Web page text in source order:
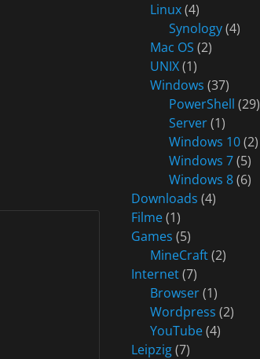
Linux(4)
Synology(4)
Mac OS (2)
UNIX(1)
Windows (37)
PowerShell (29)
Server(1)
Windows 10(2)
Windows 7(5)
Windows 8(6)
Downloads (4)
Filme(1)
Games (5)
MineCraft(2)
Internet(7)
Browser(1)
Wordpress (2)
YouTube(4)
Leipzig(7)